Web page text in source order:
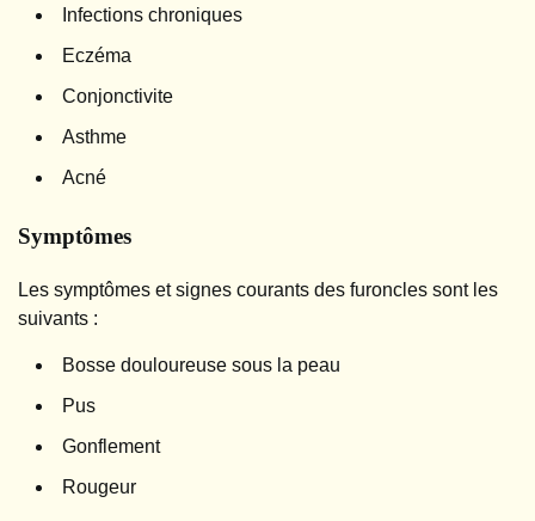
Infections chroniques
Eczéma
Conjonctivite
Asthme
Acné
Symptômes
Les symptômes et signes courants des furoncles sont les
suivants :
Bosse douloureuse sous la peau
Pus
Gonflement
Rougeur